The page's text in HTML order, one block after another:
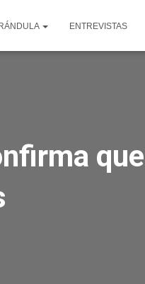
ENTREVISTAS
que